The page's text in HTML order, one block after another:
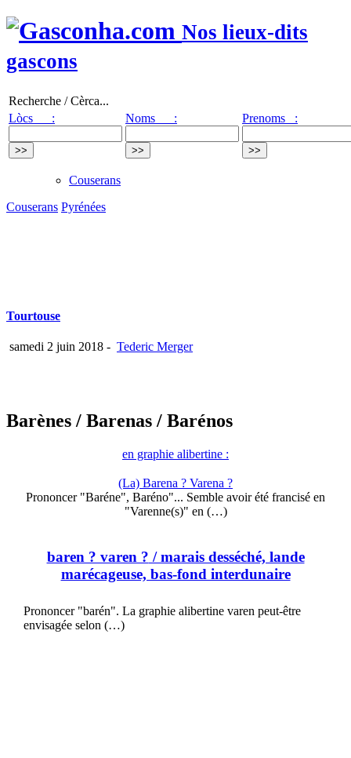
Nos lieux-dits
gascons
Recherche / Cèrca...
Lòcs :
Noms : Prenoms :
Couserans
Couserans Pyrénées
Tourtouse
samedi 2 juin 2018 - Tederic Merger
Barènes / Barenas / Barénos
en graphie alibertine :
(La) Barena ? Varena ?
Prononcer "Baréne", Baréno"... Semble avoir été francisé en
"Varenne(s)" en (…)
baren ? varen ? / marais desséché, lande
marécageuse, bas-fond interdunaire
Prononcer "barén". La graphie alibertine varen peut-être
envisagée selon (…)